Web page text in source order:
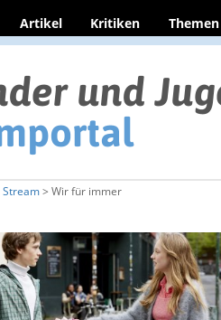
Artikel Kritiken Themen
Stream> Wir für immer